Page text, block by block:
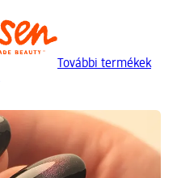
További termékek